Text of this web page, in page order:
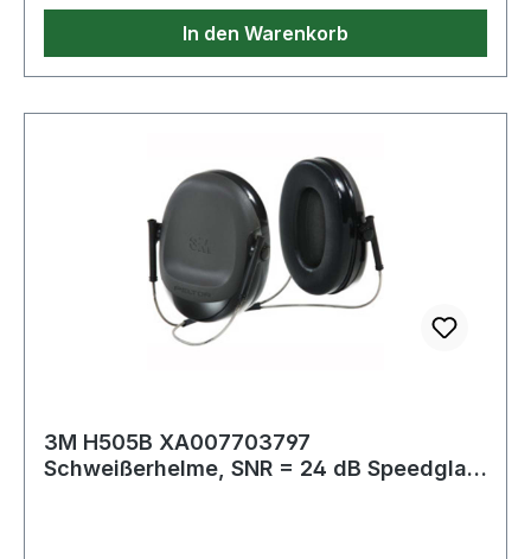
technische Eigenschaften: · Linsenbeschichtung:
3M Scotchgard Anti-Fog ·
Scheibenkennzeichnung: 3 3M 1 F · Gewicht ca.:
In den Warenkorb
3M H505B XA007703797
Schweißerhelme, SNR = 24 dB Speedglas